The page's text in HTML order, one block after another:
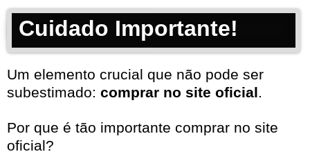
Cuidado Importante!
Um elemento crucial que não pode ser
subestimado: comprar no site oficial.
Por que é tão importante comprar no site
oficial?